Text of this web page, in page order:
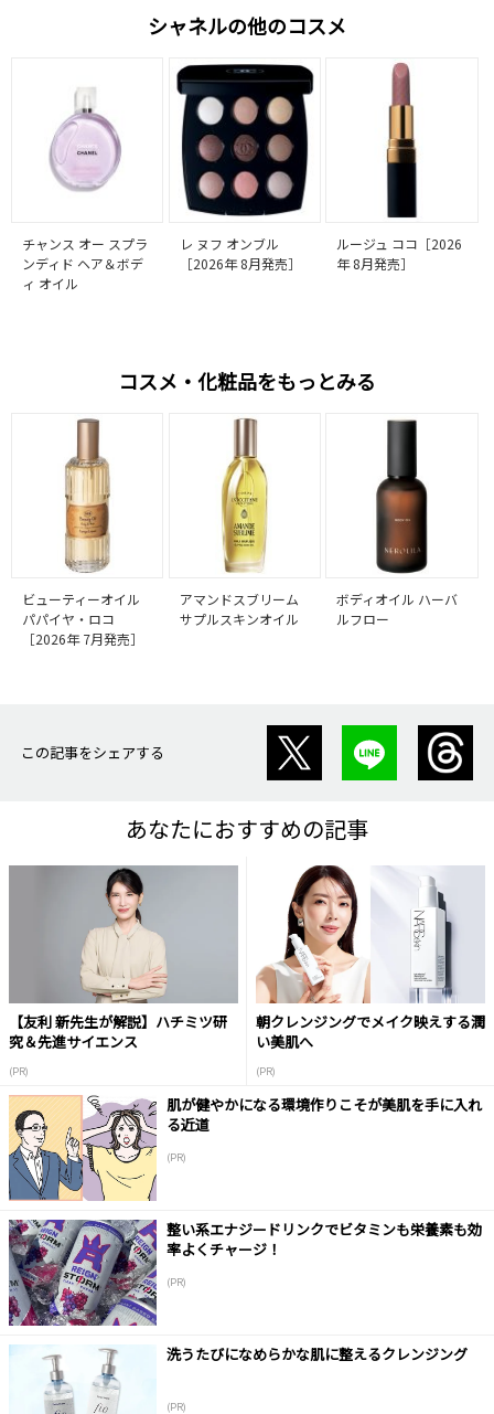
シャネルの他のコスメ
チャンス オー スプラ
ンディド ヘア＆ボデ
ィ オイル
レ ヌフ オンブル
［2026年 8月発売］
ルージュ ココ［2026
年 8月発売］
コスメ・化粧品をもっとみる
ビューティーオイル
パパイヤ・ロコ
［2026年 7月発売］
アマンドスブリーム
サプルスキンオイル
ボディオイル ハーバ
ルフロー
この記事をシェアする
あなたにおすすめの記事
【友利 新先生が解説】ハチミツ研
究＆先進サイエンス
(PR)
朝クレンジングでメイク映えする潤
い美肌へ
(PR)
肌が健やかになる環境作りこそが美肌を手に入れ
る近道
(PR)
整い系エナジードリンクでビタミンも栄養素も効
率よくチャージ！
(PR)
洗うたびになめらかな肌に整えるクレンジング
(PR)